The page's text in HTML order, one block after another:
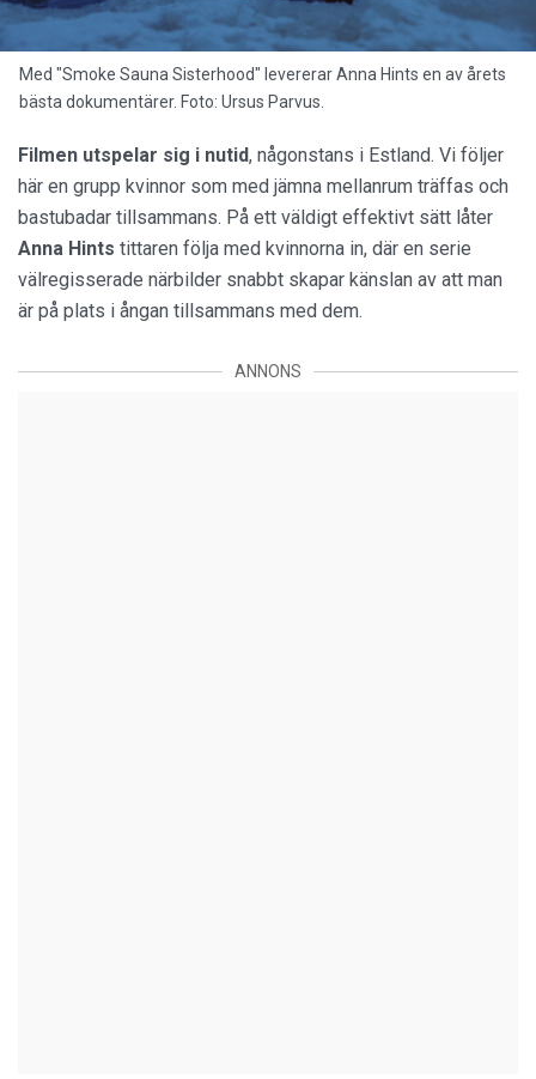
Med "Smoke Sauna Sisterhood" levererar Anna Hints en av årets
bästa dokumentärer. Foto: Ursus Parvus.
Filmen utspelar sig i nutid, någonstans i Estland. Vi följer
här en grupp kvinnor som med jämna mellanrum träffas och
bastubadar tillsammans. På ett väldigt effektivt sätt låter
Anna Hints tittaren följa med kvinnorna in, där en serie
välregisserade närbilder snabbt skapar känslan av att man
är på plats i ångan tillsammans med dem.
ANNONS